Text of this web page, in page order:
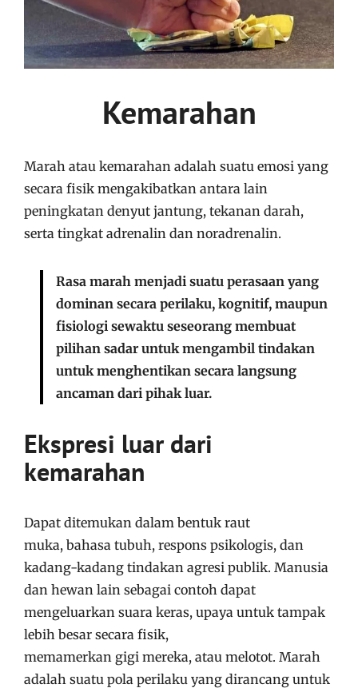
Kemarahan
Marah atau kemarahan adalah suatu emosi yang
secara fisik mengakibatkan antara lain
peningkatan denyut jantung, tekanan darah,
serta tingkat adrenalin dan noradrenalin.
Rasa marah menjadi suatu perasaan yang
dominan secara perilaku, kognitif, maupun
fisiologi sewaktu seseorang membuat
pilihan sadar untuk mengambil tindakan
untuk menghentikan secara langsung
ancaman dari pihak luar.
Ekspresi luar dari
kemarahan
Dapat ditemukan dalam bentuk raut
muka, bahasa tubuh, respons psikologis, dan
kadang-kadang tindakan agresi publik. Manusia
dan hewan lain sebagai contoh dapat
mengeluarkan suara keras, upaya untuk tampak
lebih besar secara fisik,
memamerkan gigi mereka, atau melotot. Marah
adalah suatu pola perilaku yang dirancang untuk